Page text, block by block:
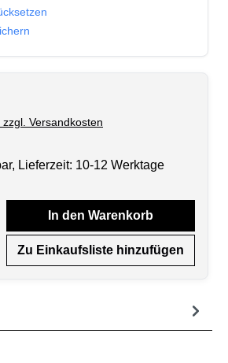
Versandkosten
Lieferzeit: 10-12 Werktage
Gib den gewünschten
In den Warenkorb
Zu Einkaufsliste hinzufügen